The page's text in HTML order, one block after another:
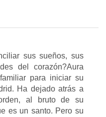
sus sueños, sus
del corazón?Aura
para iniciar su
Ha dejado atrás a
al bruto de su
es un santo. Pero su